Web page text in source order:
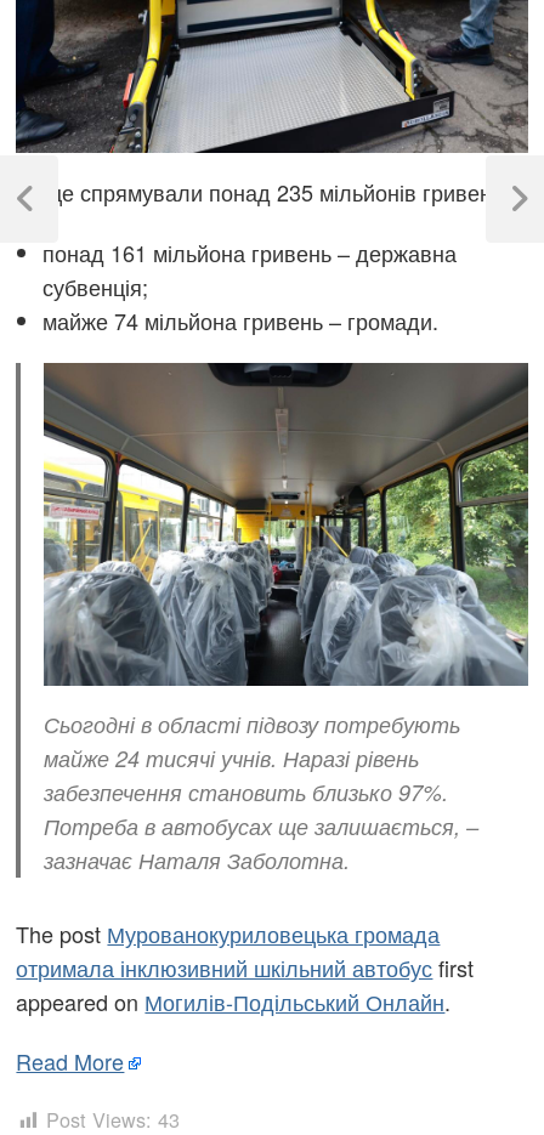
На це спрямували понад 235 мільйонів гривень:
понад 161 мільйона гривень – державна
субвенція;
майже 74 мільйона гривень – громади.
Сьогодні в області підвозу потребують
майже 24 тисячі учнів. Наразі рівень
забезпечення становить близько 97%.
Потреба в автобусах ще залишається, –
зазначає Наталя Заболотна.
The post Мурованокуриловецька громада
отримала інклюзивний шкільний автобусfirst
appeared on Могилів-Подільський Онлайн.
Read More
Post Views: 43
записів
Previous
Next